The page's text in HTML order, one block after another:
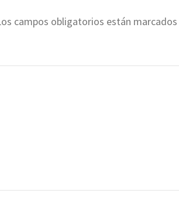
campos obligatorios están marcados